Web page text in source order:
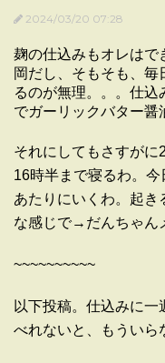
2024/03/20 07:28
麹の仕込みもオレはで
岡だし、そもそも、
るのが無理。。。仕
でガーリックバター醤
それにしてもさすがに
16時半まで寝るわ。
あたりにいくわ。起き
な感じで→だんちゃん
~~~~~~~~~~
以下投稿。仕込みに
べれないと、もういら